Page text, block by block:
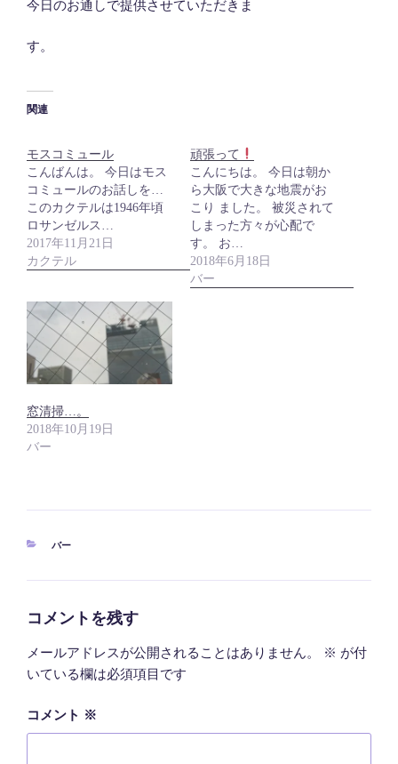
今日のお通しで提供させていただきま
す。
関連
モスコミュール
こんばんは。 今日はモス
コミュールのお話しを…
このカクテルは1946年頃
ロサンゼルス…
2017年11月21日
カクテル
頑張って
こんにちは。 今日は朝か
ら大阪で大きな地震がお
こり ました。 被災されて
しまった方々が心配で
す。 お…
2018年6月18日
バー
窓清掃…。
2018年10月19日
バー
カ
バー
コメントを残す
メールアドレスが公開されることはありません。 ※ が付
いている欄は必須項目です
コメント ※